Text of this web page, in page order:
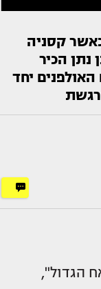
כאשר קסניה
נתן הכיר
יחד
הגדול",